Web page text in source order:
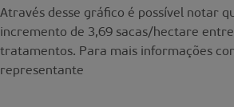
Através desse gráfico é possível notar
incremento de 3,69 sacas/hectare
tratamentos. Para mais informações
representante